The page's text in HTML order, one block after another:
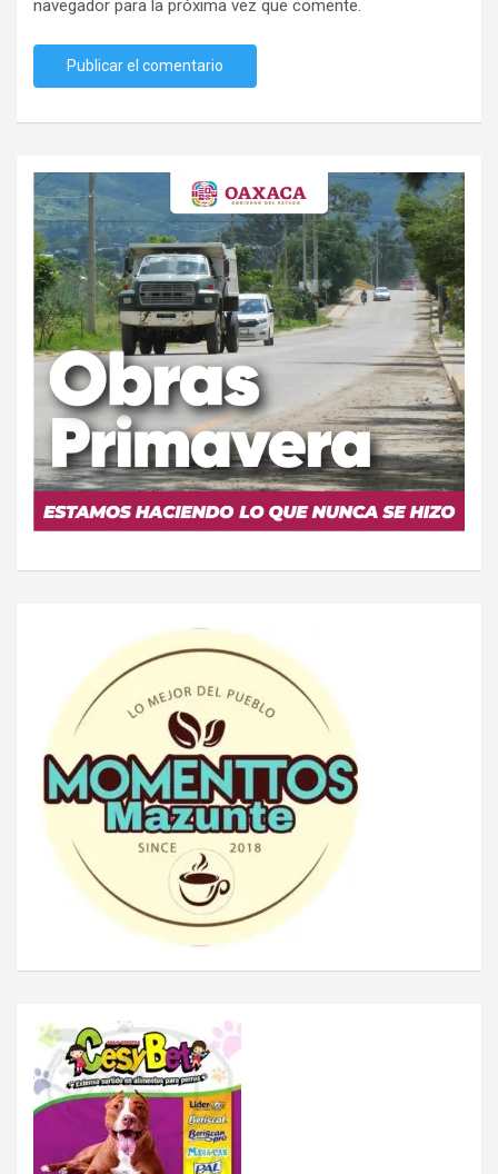
navegador para la próxima vez que comente.